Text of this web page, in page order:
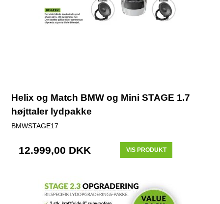
Helix og Match BMW og Mini STAGE 1.7
højttaler lydpakke
BMWSTAGE17
12.999,00 DKK VIS PRODUKT